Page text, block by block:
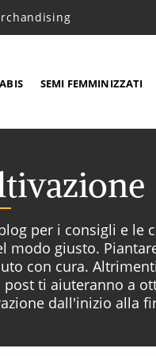
SEMI FEMMINIZZATI
per i consigli e le
modo giusto.
con cura.
ti aiuteranno a
dall'inizio alla